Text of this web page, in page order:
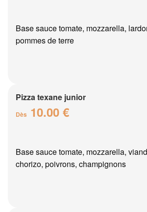
Base sauce tomate, mozzarella,
pommes de terre
Pizza texane junior
Dès 10.00 €
Base sauce tomate, mozzarella,
chorizo, poivrons, champignons